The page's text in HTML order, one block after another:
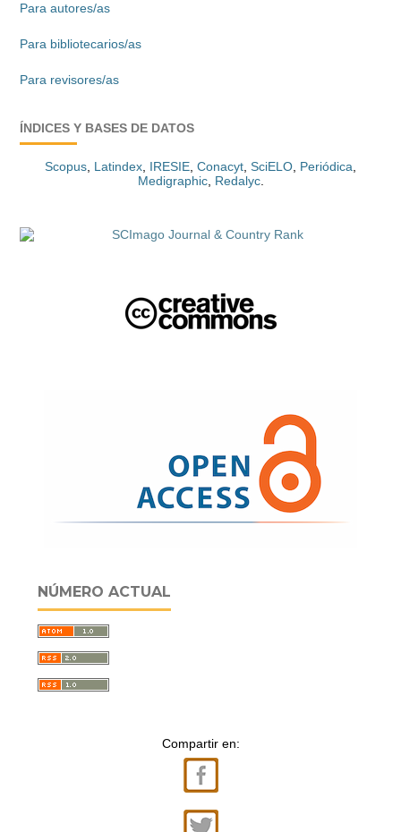
Para autores/as
Para bibliotecarios/as
Para revisores/as
ÍNDICES Y BASES DE DATOS
Scopus, Latindex, IRESIE, Conacyt, SciELO, Periódica,
Medigraphic, Redalyc.
NÚMERO ACTUAL
Compartir en: